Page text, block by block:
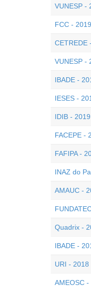
VUNESP -
FCC -
CETREDE
VUNESP -
IBADE -
IESES -
IDIB -
FACEPE -
FAFIPA -
INAZ do
AMAUC -
Quadrix -
IBADE -
URI -
AMEOSC